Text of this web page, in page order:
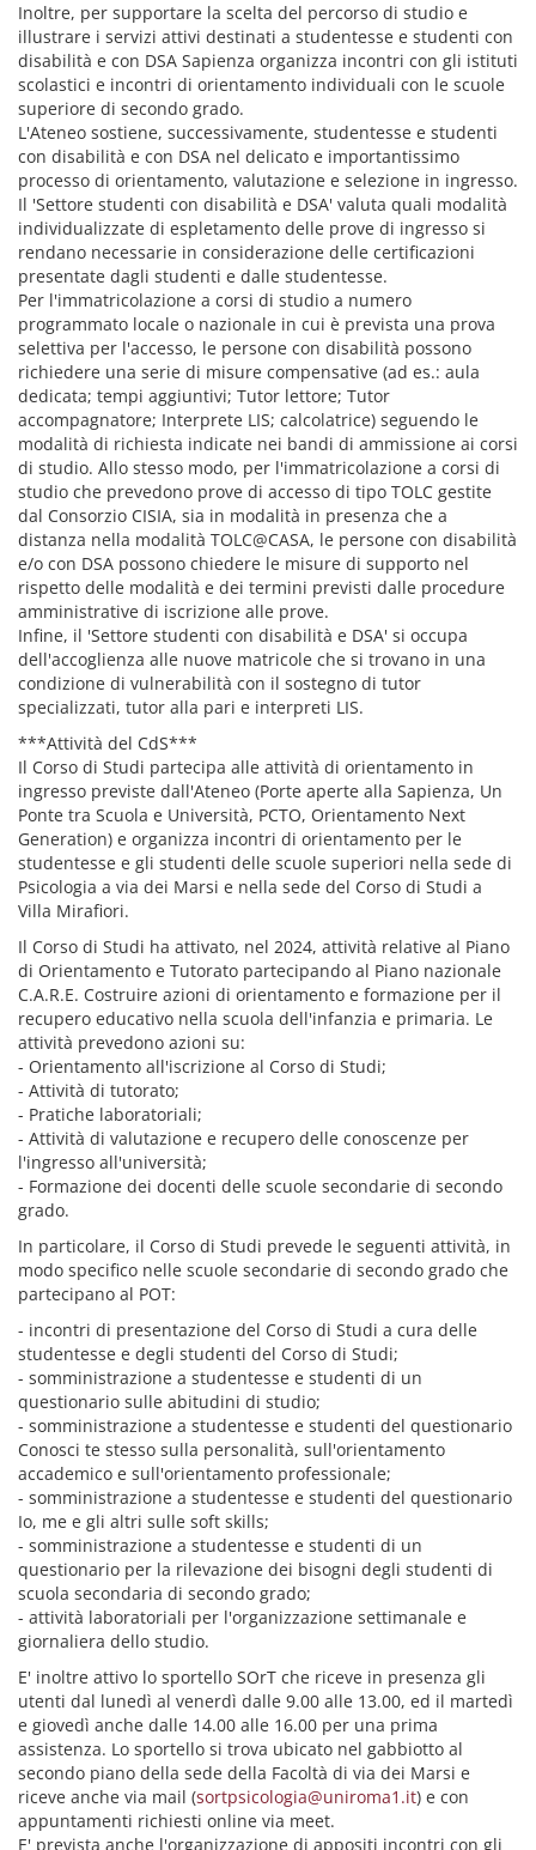
Inoltre, per supportare la scelta del percorso di studio e
illustrare i servizi attivi destinati a studentesse e studenti con
disabilità e con DSA Sapienza organizza incontri con gli istituti
scolastici e incontri di orientamento individuali con le scuole
superiore di secondo grado.
L'Ateneo sostiene, successivamente, studentesse e studenti
con disabilità e con DSA nel delicato e importantissimo
processo di orientamento, valutazione e selezione in ingresso.
Il 'Settore studenti con disabilità e DSA' valuta quali modalità
individualizzate di espletamento delle prove di ingresso si
rendano necessarie in considerazione delle certificazioni
presentate dagli studenti e dalle studentesse.
Per l'immatricolazione a corsi di studio a numero
programmato locale o nazionale in cui è prevista una prova
selettiva per l'accesso, le persone con disabilità possono
richiedere una serie di misure compensative (ad es.: aula
dedicata; tempi aggiuntivi; Tutor lettore; Tutor
accompagnatore; Interprete LIS; calcolatrice) seguendo le
modalità di richiesta indicate nei bandi di ammissione ai corsi
di studio. Allo stesso modo, per l'immatricolazione a corsi di
studio che prevedono prove di accesso di tipo TOLC gestite
dal Consorzio CISIA, sia in modalità in presenza che a
distanza nella modalità TOLC@CASA, le persone con disabilità
e/o con DSA possono chiedere le misure di supporto nel
rispetto delle modalità e dei termini previsti dalle procedure
amministrative di iscrizione alle prove.
Infine, il 'Settore studenti con disabilità e DSA' si occupa
dell'accoglienza alle nuove matricole che si trovano in una
condizione di vulnerabilità con il sostegno di tutor
specializzati, tutor alla pari e interpreti LIS.
***Attività del CdS***
Il Corso di Studi partecipa alle attività di orientamento in
ingresso previste dall'Ateneo (Porte aperte alla Sapienza, Un
Ponte tra Scuola e Università, PCTO, Orientamento Next
Generation) e organizza incontri di orientamento per le
studentesse e gli studenti delle scuole superiori nella sede di
Psicologia a via dei Marsi e nella sede del Corso di Studi a
Villa Mirafiori.
Il Corso di Studi ha attivato, nel 2024, attività relative al Piano
di Orientamento e Tutorato partecipando al Piano nazionale
C.A.R.E. Costruire azioni di orientamento e formazione per il
recupero educativo nella scuola dell'infanzia e primaria. Le
attività prevedono azioni su:
- Orientamento all'iscrizione al Corso di Studi;
- Attività di tutorato;
- Pratiche laboratoriali;
- Attività di valutazione e recupero delle conoscenze per
l'ingresso all'università;
- Formazione dei docenti delle scuole secondarie di secondo
grado.
In particolare, il Corso di Studi prevede le seguenti attività, in
modo specifico nelle scuole secondarie di secondo grado che
partecipano al POT:
- incontri di presentazione del Corso di Studi a cura delle
studentesse e degli studenti del Corso di Studi;
- somministrazione a studentesse e studenti di un
questionario sulle abitudini di studio;
- somministrazione a studentesse e studenti del questionario
Conosci te stesso sulla personalità, sull'orientamento
accademico e sull'orientamento professionale;
- somministrazione a studentesse e studenti del questionario
Io, me e gli altri sulle soft skills;
- somministrazione a studentesse e studenti di un
questionario per la rilevazione dei bisogni degli studenti di
scuola secondaria di secondo grado;
- attività laboratoriali per l'organizzazione settimanale e
giornaliera dello studio.
E' inoltre attivo lo sportello SOrT che riceve in presenza gli
utenti dal lunedì al venerdì dalle 9.00 alle 13.00, ed il martedì
e giovedì anche dalle 14.00 alle 16.00 per una prima
assistenza. Lo sportello si trova ubicato nel gabbiotto al
secondo piano della sede della Facoltà di via dei Marsi e
riceve anche via mail (sortpsicologia@uniroma1.it) e con
appuntamenti richiesti online via meet.
E' prevista anche l'organizzazione di appositi incontri con gli